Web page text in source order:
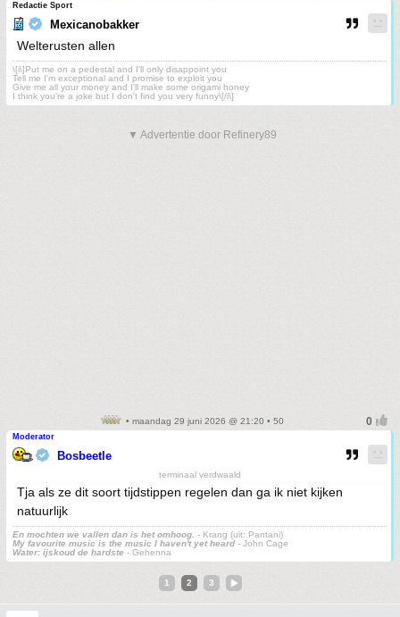
Redactie Sport
Mexicanobakker
Welterusten allen
\[i\]Put me on a pedestal and I'll only disappoint you
Tell me I'm exceptional and I promise to exploit you
Give me all your money and I'll make some origami honey
I think you're a joke but I don't find you very funny\[/i\]
▼ Advertentie door Refinery89
• maandag 29 juni 2026 @ 21:20 • 50
Moderator
Bosbeetle
terminaal verdwaald
Tja als ze dit soort tijdstippen regelen dan ga ik niet kijken
natuurlijk
En mochten we vallen dan is het omhoog. - Krang (uit: Pantani)
My favourite music is the music I haven't yet heard - John Cage
Water: ijskoud de hardste - Gehenna
1 2 3